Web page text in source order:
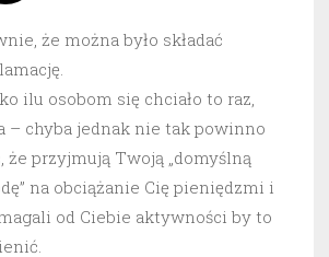
że można było składać
ilu osobom się chciało to raz,
– chyba jednak nie tak powinno
że przyjmują Twoją „domyślną
na obciążanie Cię pieniędzmi i
od Ciebie aktywności by to